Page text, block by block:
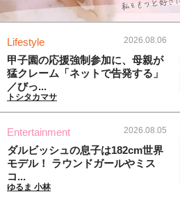
Lifestyle 2026.08.06
甲子園の応援強制参加に、母親が
猛クレーム「ネットで告発する」
／びっ...
トシタカマサ
Entertainment 2026.08.05
ダルビッシュの息子は182cm世界
モデル！ ラウンドガールやミス
コ...
ゆるま 小林